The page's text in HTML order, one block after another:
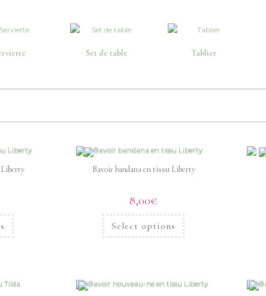
Set de table Tablier
Liberty Bavoir bandana en tissu Liberty
8,00€
Select options